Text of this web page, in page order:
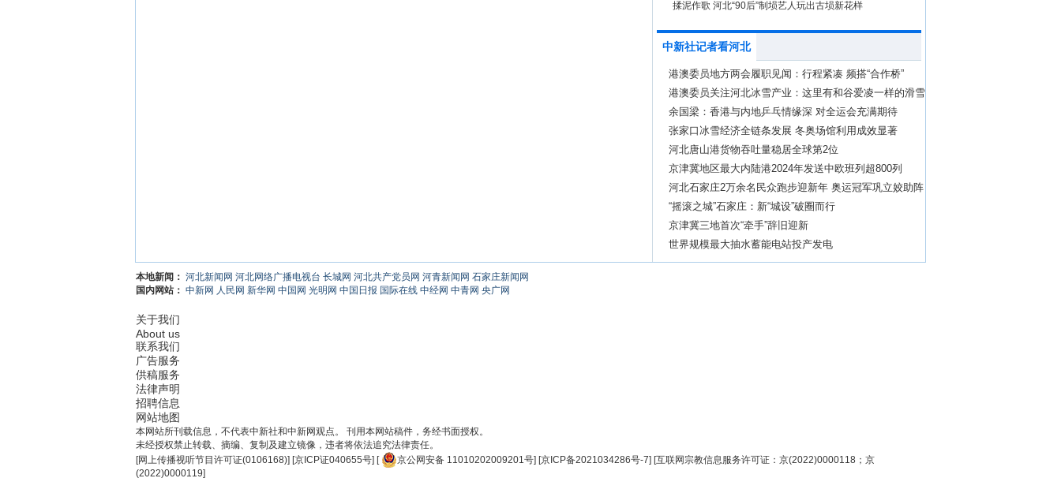
揉泥作歌 河北“90后”制埙艺人玩出古埙新花样
中新社记者看河北
港澳委员地方两会履职见闻：行程紧凑 频搭“合作桥”
港澳委员关注河北冰雪产业：这里有和谷爱凌一样的滑雪
体验
余国梁：香港与内地乒乓情缘深 对全运会充满期待
张家口冰雪经济全链条发展 冬奥场馆利用成效显著
河北唐山港货物吞吐量稳居全球第2位
京津冀地区最大内陆港2024年发送中欧班列超800列
河北石家庄2万余名民众跑步迎新年 奥运冠军巩立姣助阵
“摇滚之城”石家庄：新“城设”破圈而行
京津冀三地首次“牵手”辞旧迎新
世界规模最大抽水蓄能电站投产发电
本地新闻： 河北新闻网 河北网络广播电视台 长城网 河北共产党员网 河青新闻网 石家庄新闻网
国内网站： 中新网 人民网 新华网 中国网 光明网 中国日报 国际在线 中经网 中青网 央广网
关于我们
About us
联系我们
广告服务
供稿服务
法律声明
招聘信息
网站地图
本网站所刊载信息，不代表中新社和中新网观点。 刊用本网站稿件，务经书面授权。
未经授权禁止转载、摘编、复制及建立镜像，违者将依法追究法律责任。
[网上传播视听节目许可证(0106168)] [京ICP证040655号] [ 京公网安备 11010202009201号] [京ICP备2021034286号-7] [互联网宗教信息服务许可证：京(2022)0000118；京
(2022)0000119]